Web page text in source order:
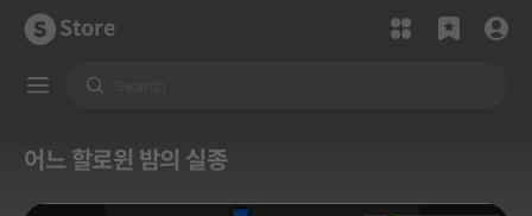
Store
어느 할로윈 밤의 실종